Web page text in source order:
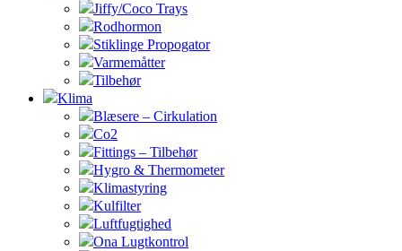
Jiffy/Coco Trays
Rodhormon
Stiklinge Propogator
Varmemåtter
Tilbehør
Klima
Blæsere – Cirkulation
Co2
Fittings – Tilbehør
Hygro & Thermometer
Klimastyring
Kulfilter
Luftfugtighed
Ona Lugtkontrol